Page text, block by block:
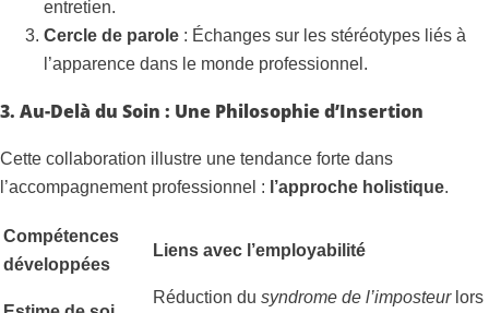
entretien.
Cercle de parole : Échanges sur les stéréotypes liés à
l’apparence dans le monde professionnel.
3. Au-Delà du Soin : Une Philosophie d’Insertion
Cette collaboration illustre une tendance forte dans
l’accompagnement professionnel : l’approche holistique.
Compétences
développées
Liens avec l’employabilité
Réduction du syndrome de l’imposteurlors